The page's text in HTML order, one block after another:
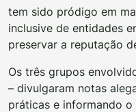
tem sido pródigo em
inclusive de entidades
preservar a reputação
Os três grupos
– divulgaram notas
práticas e informando